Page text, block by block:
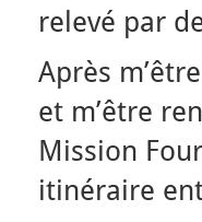
relevé par
Après
et m’être
Mission
itinéraire